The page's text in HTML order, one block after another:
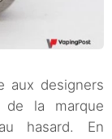
aux designers
de la marque
hasard. En